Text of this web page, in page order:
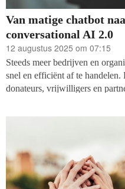
Van matige chatbot
conversational AI 2.0
12 augustus 2025 om 07:15
Steeds meer bedrijven en
snel en efficiënt af te
donateurs, vrijwilligers en
chatbots leveren niet de
publieke opinie is dan ook